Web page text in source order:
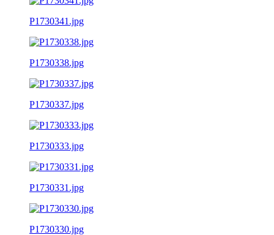
P1730341.jpg
P1730338.jpg
P1730337.jpg
P1730333.jpg
P1730331.jpg
P1730330.jpg